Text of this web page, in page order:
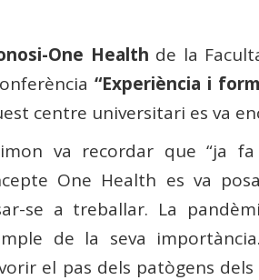
One Health de la
“Experiència i
centre universitari es va
va recordar que “ja
One Health es va
se a treballar. La
de la seva
el pas dels patògens